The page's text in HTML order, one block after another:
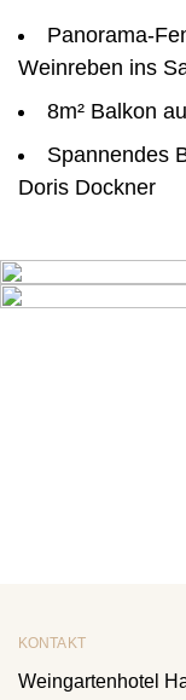
Panorama-
Weinreben ins
8m² Balkon
Spannendes
Doris Dockner
KONTAKT
Weingartenhotel